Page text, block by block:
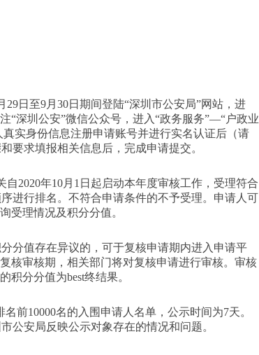
日至9月30日期间登陆“深圳市公安局”网站，进
“深圳公安”微信公众号，进入“政务服务”—“户政业
实身份信息注册申请账号并进行实名认证后（请
要求填报相关信息后，完成申请提交。
2020年10月1日起启动本年度审核工作，受理符合
进行排名。不符合申请条件的不予受理。申请人可
受理情况及积分分值。
分值存在异议的，可于复核申请期内进入申请平
核审核期，相关部门将对复核申请进行审核。审核
积分分值为best终结果。
10000名的入围申请人名单，公示时间为7天。
公安局反映公示对象存在的情况和问题。